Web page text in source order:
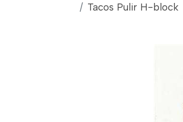
Tacos Pulir H-block